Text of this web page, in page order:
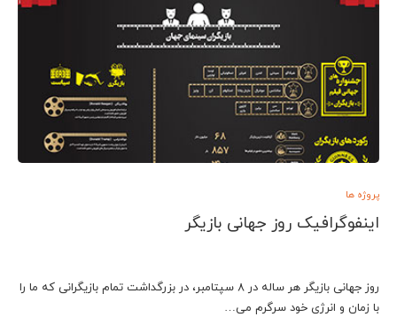
پروژه ها
اینفوگرافیک روز جهانی بازیگر
روز جهانی بازیگر هر ساله در 8 سپتامبر، در بزرگداشت تمام بازیگرانی که ما را
با زمان و انرژی خود سرگرم می…